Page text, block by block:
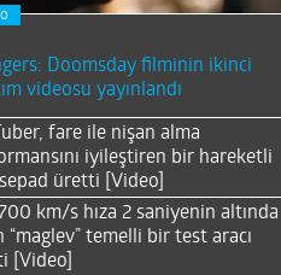
Doomsday filminin ikinci
videosu yayınlandı
fare ile nişan alma
iyileştiren bir hareketli
üretti [Video]
km/s hıza 2 saniyenin altında
“maglev” temelli bir test aracı
[Video]